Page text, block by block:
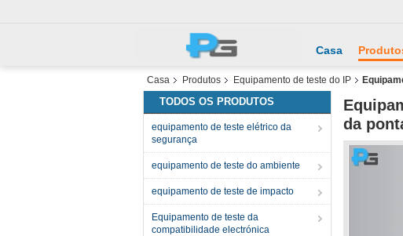
Casa
Casa Produtos Equipamento de teste do IP
TODOS OS PRODUTOS
equipamento de teste elétrico da
segurança
equipamento de teste do ambiente
equipamento de teste de impacto
Equipamento de teste da
compatibilidade electrónica
da